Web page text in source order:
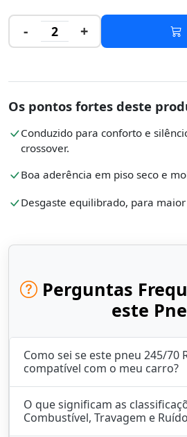
- 2 +
Os pontos fortes deste
Conduzido para conforto e
crossover.
Boa aderência em piso seco e
Desgaste equilibrado, para
Perguntas
este
Como sei se este pneu 245/70
compatível com o meu carro?
O que significam as
Combustível, Travagem e